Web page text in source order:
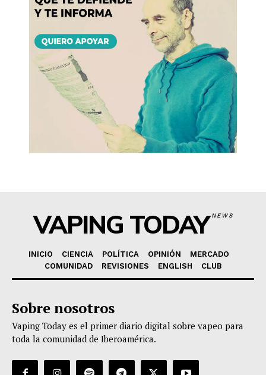
VAPING TODAYNEWS
INICIO CIENCIA POLÍTICA OPINIÓN
MERCADO
COMUNIDAD
REVISIONES ENGLISH CLUB
Sobre nosotros
Vaping Today es el primer diario digital sobre vapeo para
toda la comunidad de Iberoamérica.